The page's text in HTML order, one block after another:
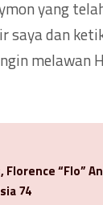
yang
saya dan
melawan
Florence “Flo”
74